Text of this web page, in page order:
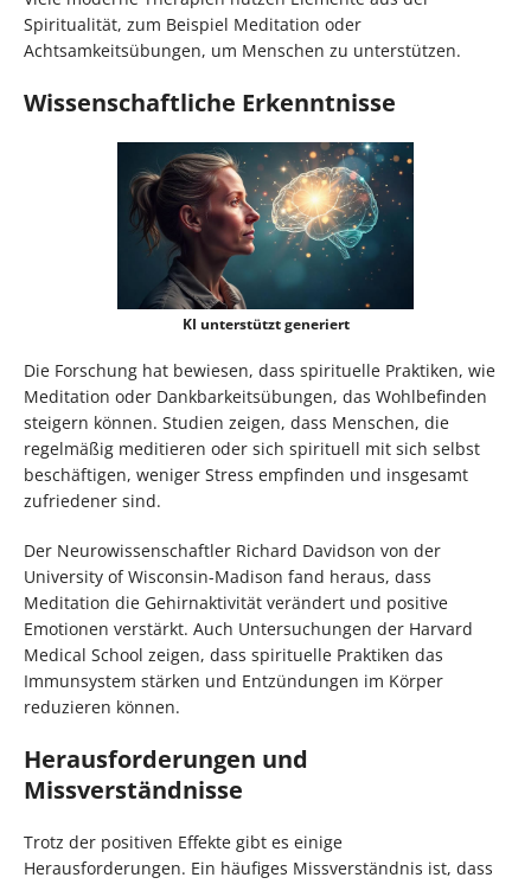
Spiritualität, zum Beispiel Meditation oder
Achtsamkeitsübungen, um Menschen zu unterstützen.
Wissenschaftliche Erkenntnisse
KI unterstützt generiert
Die Forschung hat bewiesen, dass spirituelle Praktiken, wie
Meditation oder Dankbarkeitsübungen, das Wohlbefinden
steigern können. Studien zeigen, dass Menschen, die
regelmäßig meditieren oder sich spirituell mit sich selbst
beschäftigen, weniger Stress empfinden und insgesamt
zufriedener sind.
Der Neurowissenschaftler Richard Davidson von der
University of Wisconsin-Madison fand heraus, dass
Meditation die Gehirnaktivität verändert und positive
Emotionen verstärkt. Auch Untersuchungen der Harvard
Medical School zeigen, dass spirituelle Praktiken das
Immunsystem stärken und Entzündungen im Körper
reduzieren können.
Herausforderungen und
Missverständnisse
Trotz der positiven Effekte gibt es einige
Herausforderungen. Ein häufiges Missverständnis ist, dass